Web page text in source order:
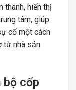
thanh, hiển thị
tâm, giúp
cố một cách
từ nhà sản
bộ cốp